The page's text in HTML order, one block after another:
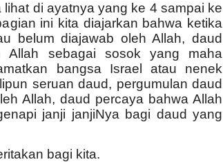
di ayatnya yang ke 4 sampai ke
ini kita diajarkan bahwa ketika
belum diajawab oleh Allah, daud
Allah sebagai sosok yang maha
bangsa Israel atau nenek
seruan daud, pergumulan daud
Allah, daud percaya bahwa Allah
janji janjiNya bagi daud yang
bagi kita.